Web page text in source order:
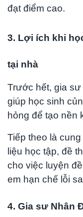
đạt điểm cao.
3. Lợi ích khi
tại nhà
Trước hết, gia
giúp học sinh
hỏng để tạo nền
Tiếp theo là cung
liệu học tập, đề
cho việc luyện
em hạn chế lỗi
4. Gia sư Nhân